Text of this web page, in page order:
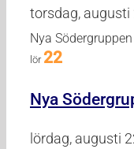
torsdag, augusti
Nya Södergruppen
lör 22
Nya
lördag, augusti